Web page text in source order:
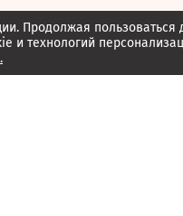
Продолжая пользоваться
и технологий